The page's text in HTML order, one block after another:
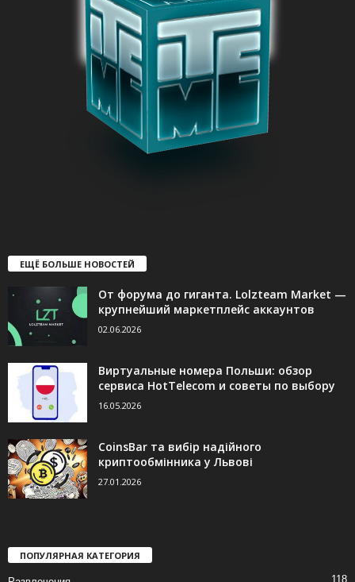
ЕЩЁ БОЛЬШЕ НОВОСТЕЙ
От форума до гиганта. Lolzteam Market —
крупнейший маркетплейс аккаунтов
02.06.2026
Виртуальные номера Польши: обзор
сервиса HotTelecom и советы по выбору
16.05.2026
CoinsBar та вибір надійного
криптообмінника у Львові
27.01.2026
ПОПУЛЯРНАЯ КАТЕГОРИЯ
118